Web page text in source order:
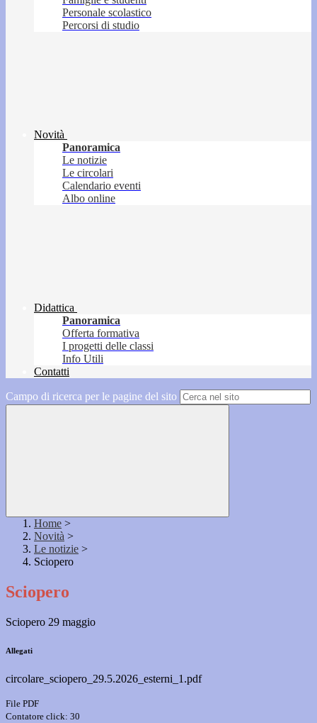
Personale scolastico
Percorsi di studio
Novità
Panoramica
Le notizie
Le circolari
Calendario eventi
Albo online
Didattica
Panoramica
Offerta formativa
I progetti delle classi
Info Utili
Contatti
Campo di ricerca per le pagine del sito
Home >
Novità >
Le notizie >
Sciopero
Sciopero
Sciopero 29 maggio
Allegati
circolare_sciopero_29.5.2026_esterni_1.pdf
File PDF
Contatore click: 30